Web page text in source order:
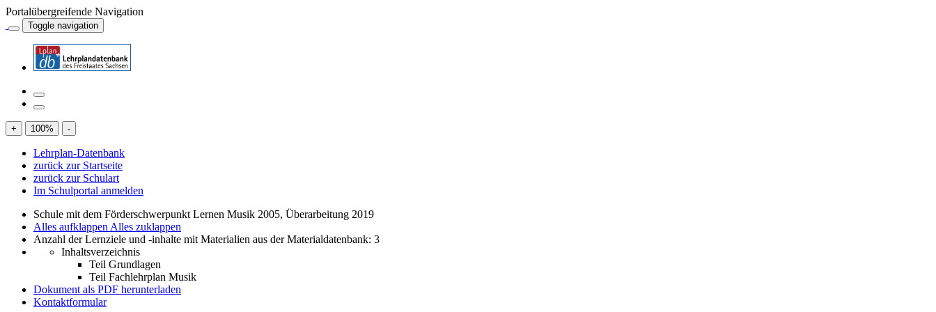
Portalübergreifende Navigation
Toggle navigation
+ 100% -
Lehrplan-Datenbank
zurück zur Startseite
zurück zur Schulart
Im Schulportal anmelden
Schule mit dem Förderschwerpunkt Lernen Musik 2005, Überarbeitung 2019
Alles aufklappen Alles zuklappen
Anzahl der Lernziele und -inhalte mit Materialien aus der Materialdatenbank: 3
Inhaltsverzeichnis
Teil Grundlagen
Teil Fachlehrplan Musik
Dokument als PDF herunterladen
Kontaktformular